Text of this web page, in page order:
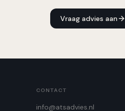
Vraag advies aan
CONTACT
info@atsadvies.nl